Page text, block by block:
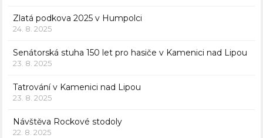
Zlatá podkova 2025 v Humpolci
24. 8. 2025
Senátorská stuha 150 let pro hasiče v Kamenici nad Lipou
23. 8. 2025
Tatrování v Kamenici nad Lipou
23. 8. 2025
Návštěva Rockové stodoly
22. 8. 2025